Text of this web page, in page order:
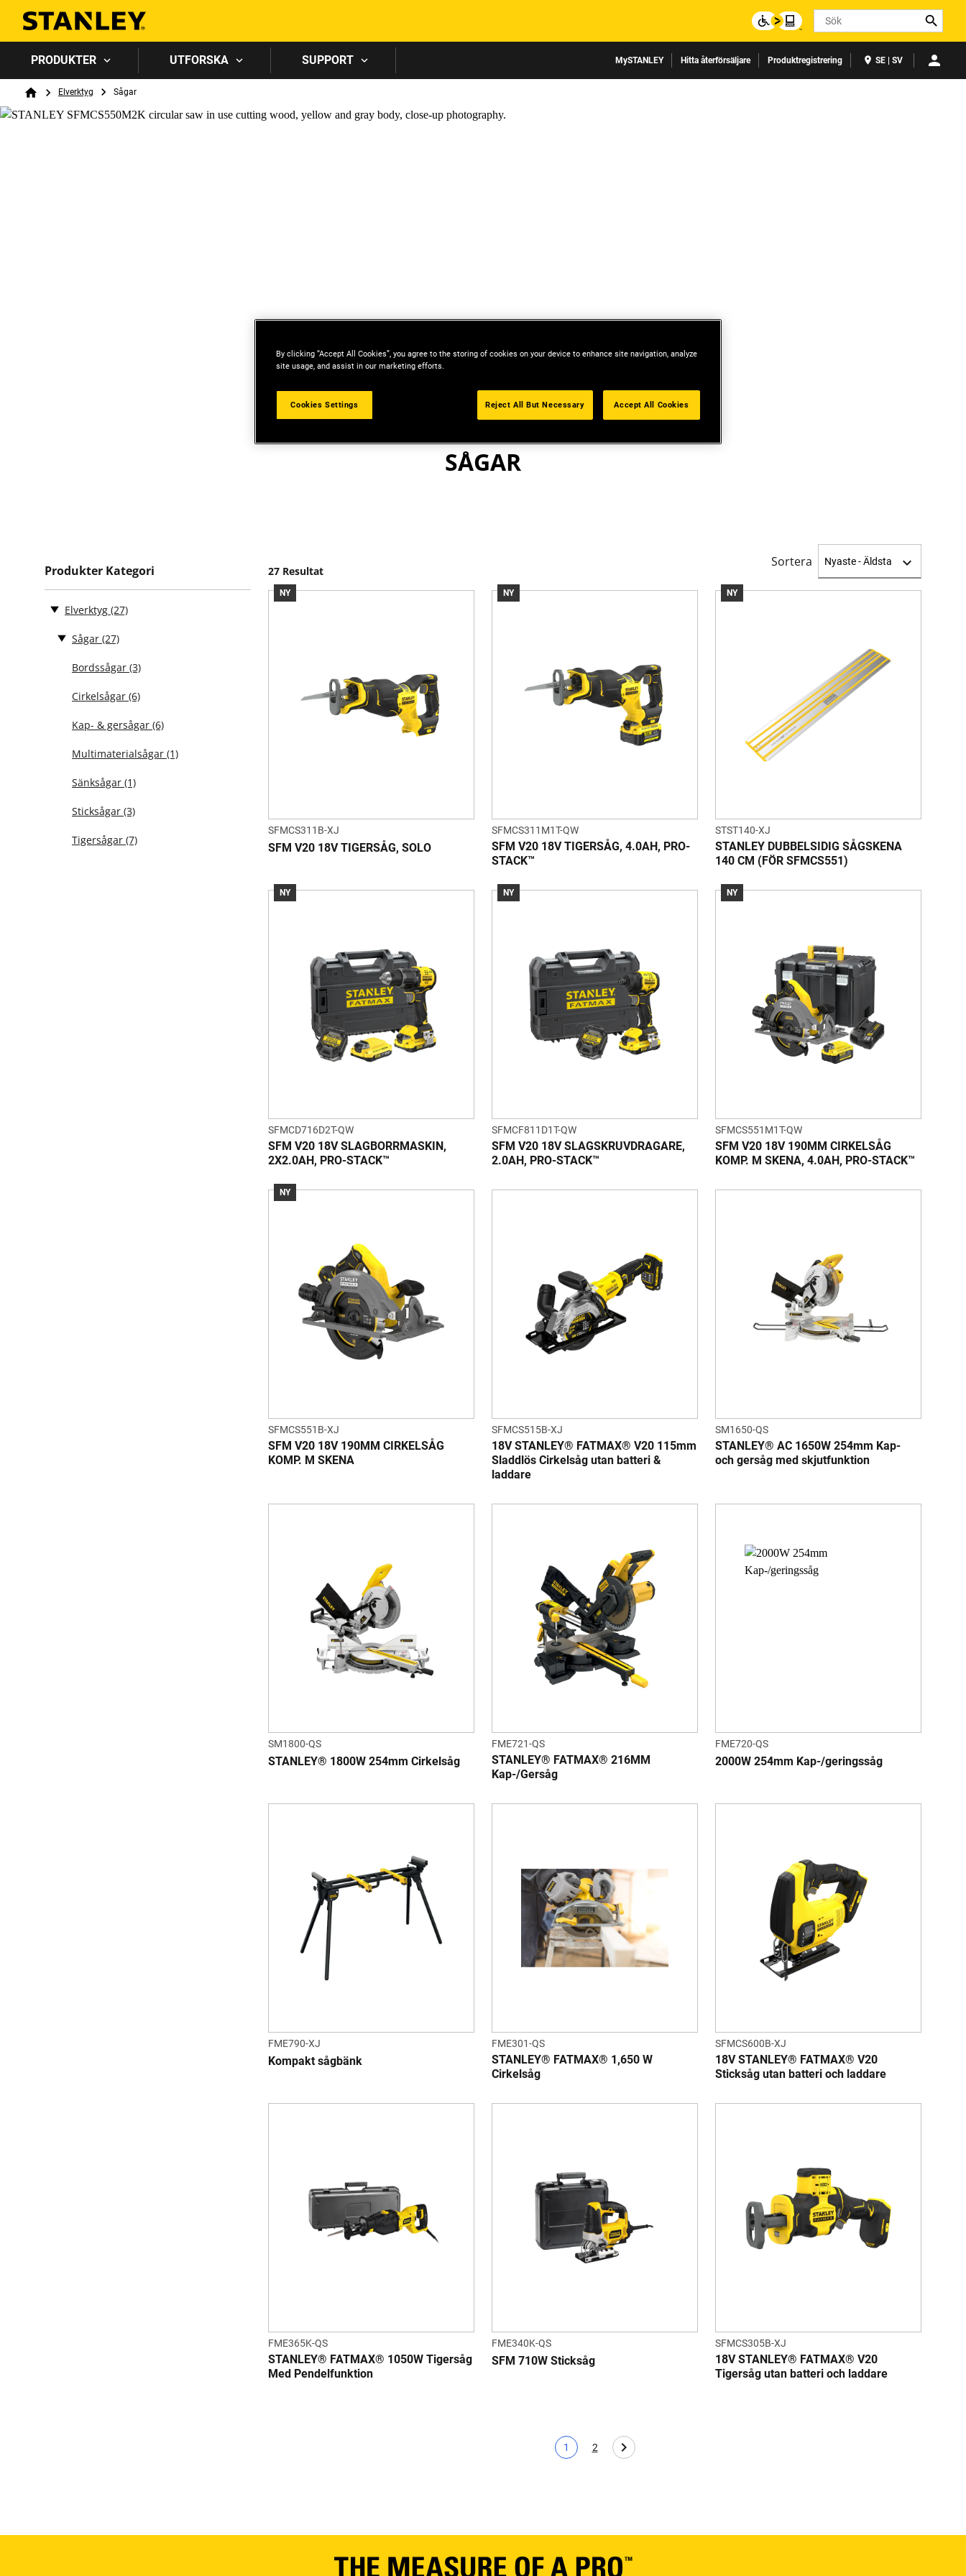
Search
PRODUKTER UTFORSKA SUPPORT MySTANLEY Hitta återförsäljare Produktregistrering SE | SV
Breadcrumb
HomeElverktyg Sågar
SÅGAR
Produkter Kategori
Elverktyg (27)
Sågar (27)
Bordssågar (3)
Cirkelsågar (6)
Kap- & gersågar (6)
Multimaterialsågar (1)
Sänksågar (1)
Sticksågar (3)
Tigersågar (7)
27 Resultat
Sortera
NY
SFMCS311B-XJ
SFM V20 18V TIGERSÅG, SOLO
NY
SFMCS311M1T-QW
SFM V20 18V TIGERSÅG, 4.0AH, PRO-
STACK™
NY
STST140-XJ
STANLEY DUBBELSIDIG SÅGSKENA
140 CM (FÖR SFMCS551)
NY
SFMCD716D2T-QW
SFM V20 18V SLAGBORRMASKIN,
2X2.0AH, PRO-STACK™
NY
SFMCF811D1T-QW
SFM V20 18V SLAGSKRUVDRAGARE,
2.0AH, PRO-STACK™
NY
SFMCS551M1T-QW
SFM V20 18V 190MM CIRKELSÅG
KOMP. M SKENA, 4.0AH, PRO-STACK™
NY
SFMCS551B-XJ
SFM V20 18V 190MM CIRKELSÅG
KOMP. M SKENA
SFMCS515B-XJ
18V STANLEY® FATMAX® V20 115mm
Sladdlös Cirkelsåg utan batteri &
laddare
SM1650-QS
STANLEY® AC 1650W 254mm Kap-
och gersåg med skjutfunktion
SM1800-QS
STANLEY® 1800W 254mm Cirkelsåg
FME721-QS
STANLEY® FATMAX® 216MM
Kap-/Gersåg
FME720-QS
2000W 254mm Kap-/geringssåg
FME790-XJ
Kompakt sågbänk
FME301-QS
STANLEY® FATMAX® 1,650 W
Cirkelsåg
SFMCS600B-XJ
18V STANLEY® FATMAX® V20
Sticksåg utan batteri och laddare
FME365K-QS
STANLEY® FATMAX® 1050W Tigersåg
Med Pendelfunktion
FME340K-QS
SFM 710W Sticksåg
SFMCS305B-XJ
18V STANLEY® FATMAX® V20
Tigersåg utan batteri och laddare
Nuvarande sida
1
Page
2
By clicking “Accept All Cookies”, you agree to the storing of cookies on your device to enhance site navigation, analyze
site usage, and assist in our marketing efforts.
Cookies Settings Reject All But Necessary Accept All Cookies